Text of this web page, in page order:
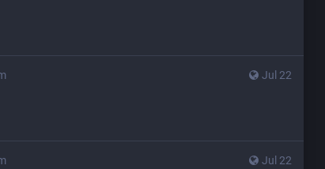
Jul 22
Jul 22